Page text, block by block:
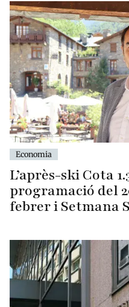
Economia
L’après-ski Cota
programació del
febrer i Setmana